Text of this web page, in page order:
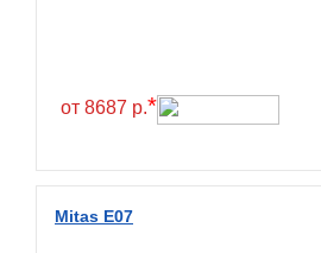
от 8687 р.*
Mitas E07